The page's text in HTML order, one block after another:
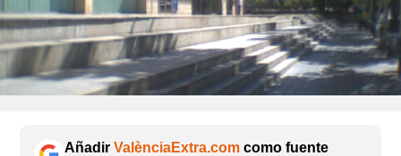
Añadir ValènciaExtra.com como fuente